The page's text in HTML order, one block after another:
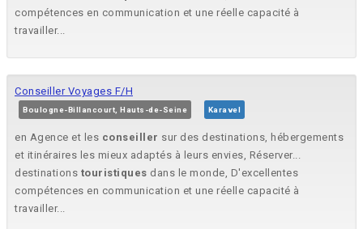
compétences en communication et une réelle capacité à
travailler...
Conseiller Voyages F/H
Boulogne-Billancourt, Hauts-de-Seine Karavel
en Agence et les conseiller sur des destinations, hébergements
et itinéraires les mieux adaptés à leurs envies, Réserver...
destinations touristiques dans le monde, D'excellentes
compétences en communication et une réelle capacité à
travailler...